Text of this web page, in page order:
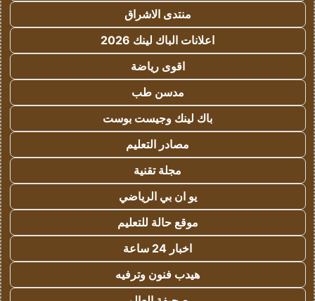
منتدى الاشراق
اعلانات الباك لينك 2026
اقوى رياضة
مدسن طب
باك لينك وجيست بوست
مصادر التعليم
مجلة تقنية
يو ان بي الرياضي
موقع حالة للتعليم
اخبار 24 ساعة
هيدب فنون وترفيه